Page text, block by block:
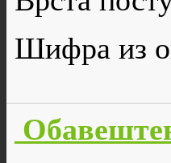
Шифра из